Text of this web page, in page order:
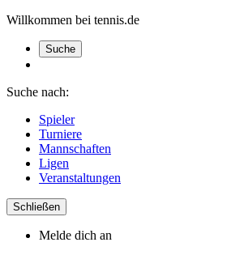
Willkommen bei tennis.de
Suche
Suche nach:
Spieler
Turniere
Mannschaften
Ligen
Veranstaltungen
Schließen
Melde dich an